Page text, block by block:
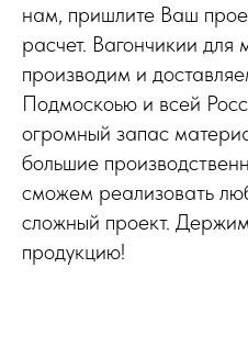
нам, пришлите Ваш
расчет. Вагончикии
производим и
Подмоскоью и всей
огромный запас
большие
сможем реализовать
сложный проект.
продукцию!